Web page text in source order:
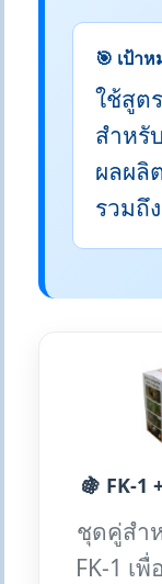
🎯 เป้า
ใช้สูต
สำหรั
ผลผลิ
รวมถึ
🍇 FK-1
ชุดคู่สำ
FK-1 เ